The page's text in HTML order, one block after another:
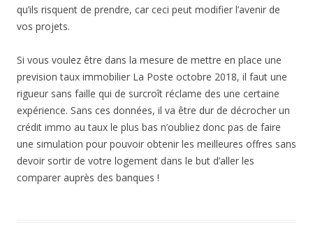
qu’ils risquent de prendre, car ceci peut modifier l’avenir de
vos projets.
Si vous voulez être dans la mesure de mettre en place une
prevision taux immobilier La Poste octobre 2018, il faut une
rigueur sans faille qui de surcroît réclame des une certaine
expérience. Sans ces données, il va être dur de décrocher un
crédit immo au taux le plus bas n’oubliez donc pas de faire
une simulation pour pouvoir obtenir les meilleures offres sans
devoir sortir de votre logement dans le but d’aller les
comparer auprès des banques !